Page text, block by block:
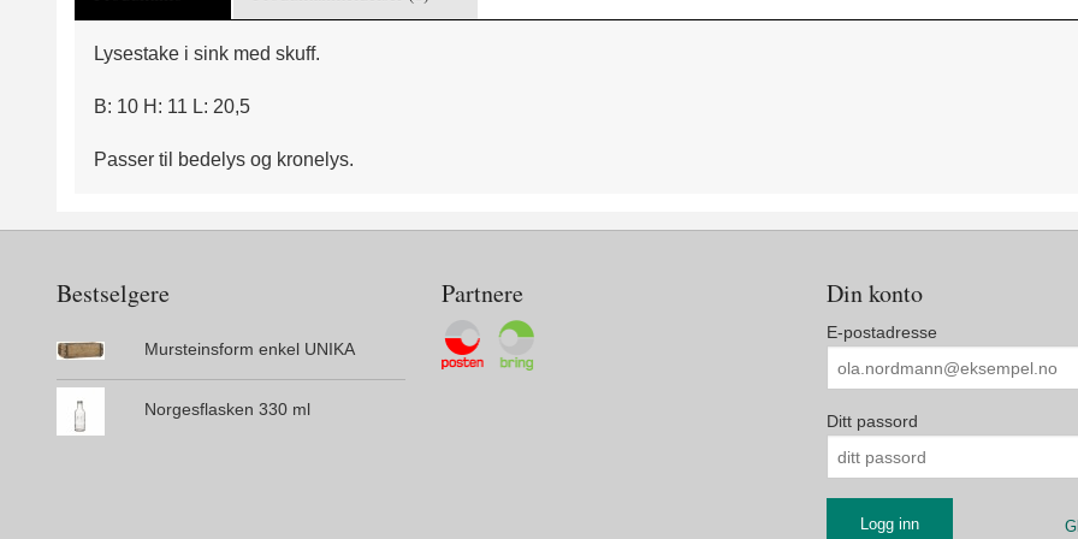
Lysestake i sink med skuff.
B: 10 H: 11 L: 20,5
Passer til bedelys og kronelys.
Bestselgere
Mursteinsform enkel UNIKA
Norgesflasken 330 ml
Partnere Din konto
E-postadresse
Ditt passord